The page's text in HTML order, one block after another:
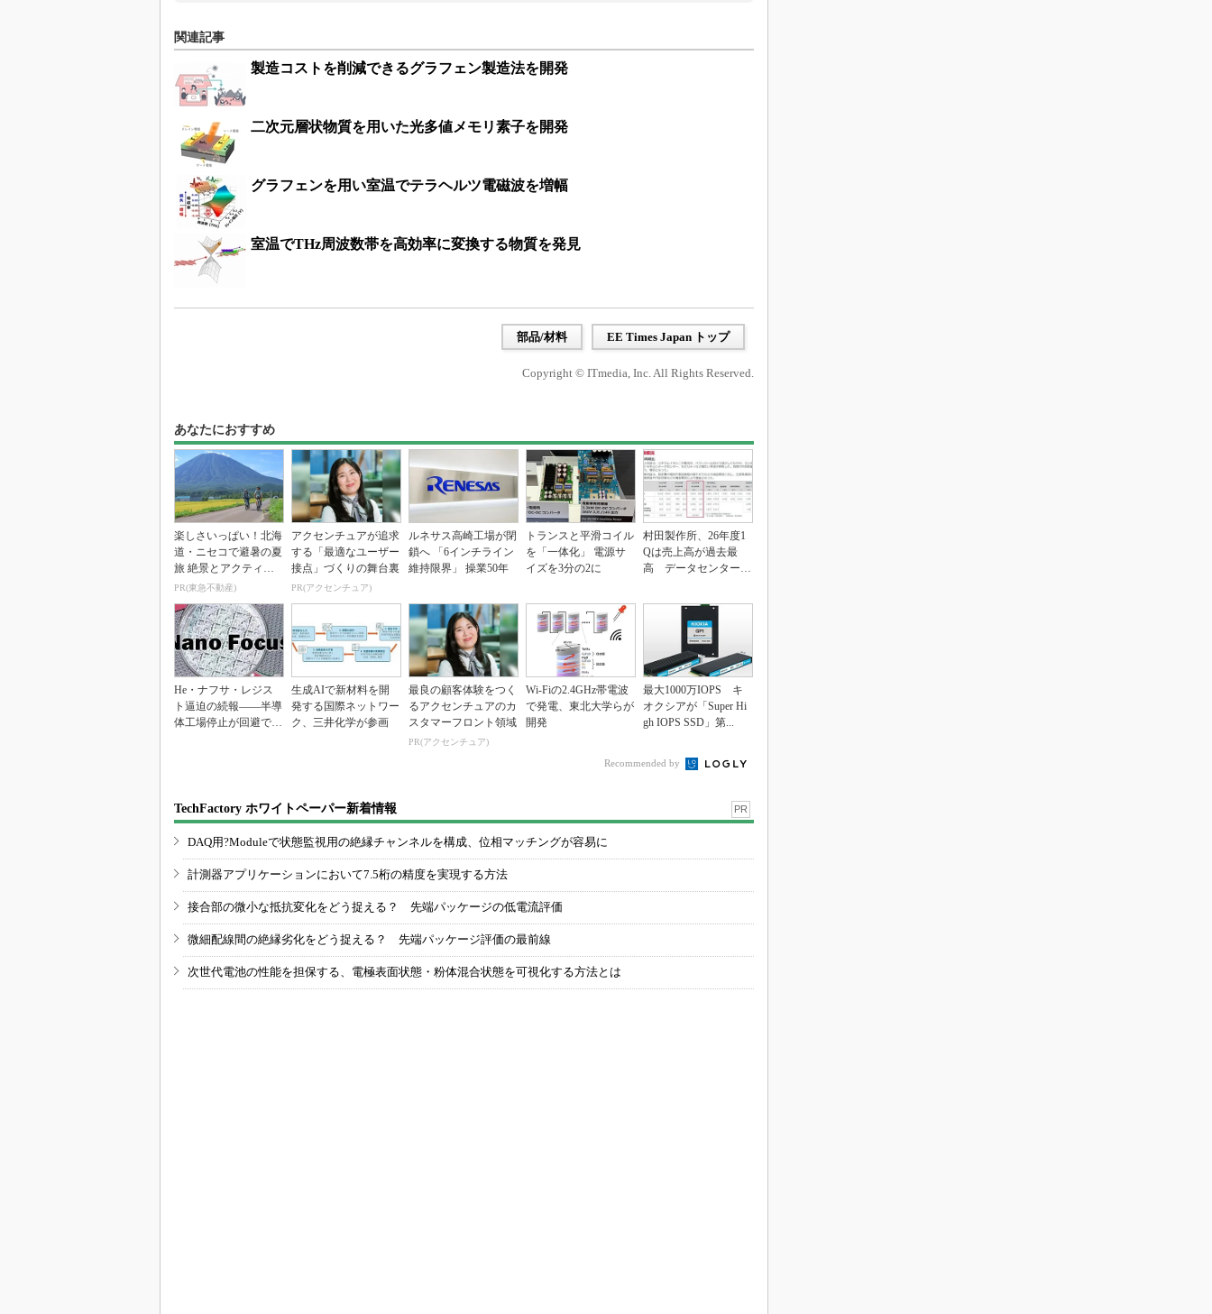
関連記事
製造コストを削減できるグラフェン製造法を開発
二次元層状物質を用いた光多値メモリ素子を開発
グラフェンを用い室温でテラヘルツ電磁波を増幅
室温でTHz周波数帯を高効率に変換する物質を発見
部品/材料 EE Times Japan トップ
Copyright © ITmedia, Inc. All Rights Reserved.
あなたにおすすめ
楽しさいっぱい！北海
道・ニセコで避暑の夏
旅 絶景とアクティビ
ティが揃う「ニセコ
東...
PR(東急不動産)
アクセンチュアが追求
する「最適なユーザー
接点」づくりの舞台裏
PR(アクセンチュア)
ルネサス高崎工場が閉
鎖へ 「6インチライン
維持限界」 操業50年
トランスと平滑コイル
を「一体化」 電源サ
イズを3分の2に
村田製作所、26年度1
Qは売上高が過去最
高 データセンター関
He・ナフサ・レジス
ト逼迫の続報――半導
体工場停止が回避でき
生成AIで新材料を開
発する国際ネットワー
ク、三井化学が参画
最良の顧客体験をつく
るアクセンチュアのカ
スタマーフロント領域
PR(アクセンチュア)
Wi-Fiの2.4GHz帯電波
で発電、東北大学らが
開発
最大1000万IOPS キ
オクシアが「Super Hi
gh IOPS SSD」第...
Recommended by
TechFactory ホワイトペーパー新着情報 PR
DAQ用?Moduleで状態監視用の絶縁チャンネルを構成、位相マッチングが容易に
計測器アプリケーションにおいて7.5桁の精度を実現する方法
接合部の微小な抵抗変化をどう捉える？ 先端パッケージの低電流評価
微細配線間の絶縁劣化をどう捉える？ 先端パッケージ評価の最前線
次世代電池の性能を担保する、電極表面状態・粉体混合状態を可視化する方法とは